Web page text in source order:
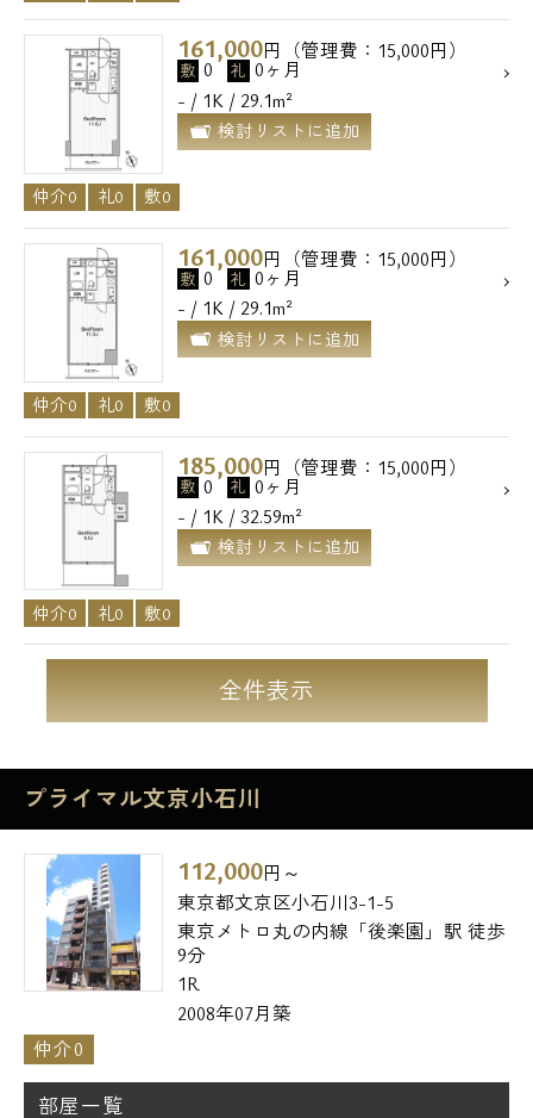
161,000円（管理費：15,000円）
敷 0 礼 0ヶ月
- / 1K / 29.1m²
検討リストに追加
仲介0 礼0 敷0
161,000円（管理費：15,000円）
敷 0 礼 0ヶ月
- / 1K / 29.1m²
検討リストに追加
仲介0 礼0 敷0
185,000円（管理費：15,000円）
敷 0 礼 0ヶ月
- / 1K / 32.59m²
検討リストに追加
仲介0 礼0 敷0
全件表示
プライマル文京小石川
112,000円～
東京都文京区小石川3-1-5
東京メトロ丸の内線「後楽園」駅 徒歩
9分
1R
2008年07月築
仲介0
部屋一覧
メールでお問い合わせ
お問い合わせ